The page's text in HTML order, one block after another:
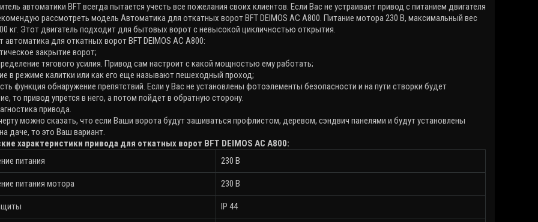
автоматики BFTвсегда пытается учесть все пожелания своих клиентов. Если Вас не устраивает привод с питанием двигателя
рассмотреть модель Автоматика для откатных ворот BFT DEIMOS AC A800. Питание мотора 230 В, максимальный вес
кг. Этот двигатель подходит для бытовых ворот с невысокой цикличностью открытия.
для откатных ворот BFT DEIMOS AC A800:
закрытие ворот;
тягового усилия. Привод сам настроит с какой мощностью ему работать;
в режиме калитки или как его еще называют пешеходный проход;
функция обнаружение препятствий. Если у Вас не установлены фотоэлементы безопасности и на пути створки будет
то привод упрется в него, а потом пойдет в обратную сторону.
привода.
можно сказать, что если Ваши ворота будут зашиваться профлистом, деревом, сэндвич панелями и будут установлены
даче, то это Ваш вариант.
характеристики привода для откатных ворот BFT DEIMOS AC A800:
питания
230 В
питания мотора 230 В
IP 44